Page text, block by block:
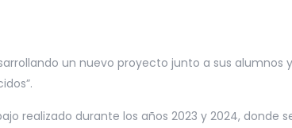
un nuevo proyecto junto a sus alumnos
durante los años 2023 y 2024, donde